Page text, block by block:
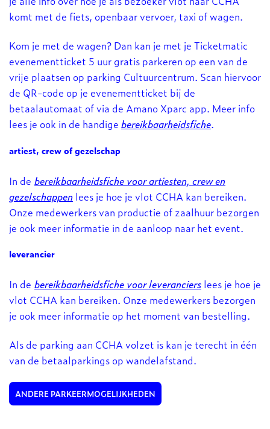
komt met de fiets, openbaar vervoer, taxi of wagen.
Kom je met de wagen? Dan kan je met je Ticketmatic
evenementticket 5 uur gratis parkeren op een van de
vrije plaatsen op parking Cultuurcentrum. Scan hiervoor
de QR-code op je evenementticket bij de
betaalautomaat of via de Amano Xparc app. Meer info
lees je ook in de handige bereikbaarheidsfiche.
artiest, crew of gezelschap
In de bereikbaarheidsfiche voor artiesten, crew en
gezelschappen lees je hoe je vlot CCHA kan bereiken.
Onze medewerkers van productie of zaalhuur bezorgen
je ook meer informatie in de aanloop naar het event.
leverancier
In de bereikbaarheidsfiche voor leveranciers lees je hoe je
vlot CCHA kan bereiken. Onze medewerkers bezorgen
je ook meer informatie op het moment van bestelling.
Als de parking aan CCHA volzet is kan je terecht in één
van de betaalparkings op wandelafstand.
ANDERE PARKEERMOGELIJKHEDEN